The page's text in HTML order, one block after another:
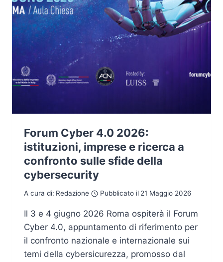
Forum Cyber 4.0 2026:
istituzioni, imprese e ricerca a
confronto sulle sfide della
cybersecurity
A cura di: Redazione Pubblicato il 21 Maggio 2026
Il 3 e 4 giugno 2026 Roma ospiterà il Forum
Cyber 4.0, appuntamento di riferimento per
il confronto nazionale e internazionale sui
temi della cybersicurezza, promosso dal